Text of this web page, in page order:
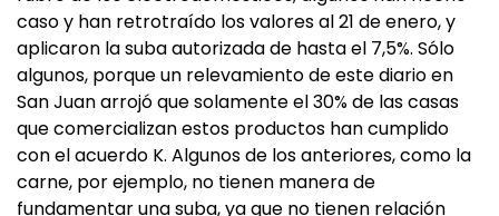
caso y han retrotraído los valores al 21 de enero, y
aplicaron la suba autorizada de hasta el 7,5%. Sólo
algunos, porque un relevamiento de este diario en
San Juan arrojó que solamente el 30% de las casas
que comercializan estos productos han cumplido
con el acuerdo K. Algunos de los anteriores, como la
carne, por ejemplo, no tienen manera de
fundamentar una suba, ya que no tienen relación